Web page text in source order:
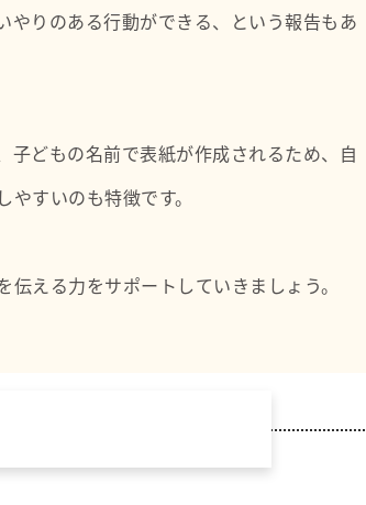
りのある行動ができる、という報告もあ
どもの名前で表紙が作成されるため、自
すいのも特徴です。
える力をサポートしていきましょう。